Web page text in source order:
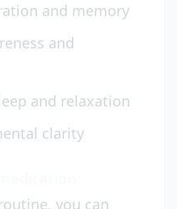
and memory
and
and relaxation
clarity
you can